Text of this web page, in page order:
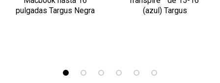
pulgadas Targus Negra
(azul) Targus